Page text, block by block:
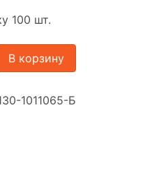
100 шт.
В корзину
1011065-Б